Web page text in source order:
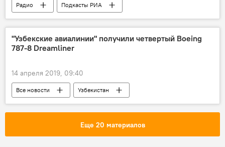
Радио Подкасты РИА
"Узбекские авиалинии" получили четвертый Boeing
787-8 Dreamliner
14 апреля 2019, 09:40
Все новости
Узбекистан
Центральная Азия
Еще 20 материалов